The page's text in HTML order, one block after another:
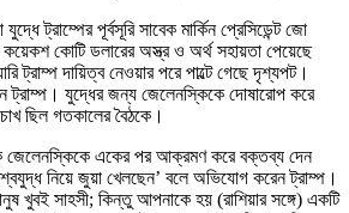
ট্রাম্পের পূর্বসূরি সাবেক মার্কিন প্রেসিডেন্ট জো
কোটি ডলারের অস্ত্র ও অর্থ সহায়তা পেয়েছে
ট্রাম্প দায়িত্ব নেওয়ার পরে পাল্টে গেছে দৃশ্যপট।
ট্রাম্প। যুদ্ধের জন্য জেলেনস্কিকে দোষারোপ করে
ছিল গতকালের বৈঠকে।
জেলেনস্কিকে একের পর আক্রমণ করে বক্তব্য দেন
নিয়ে জুয়া খেলছেন’ বলে অভিযোগ করেন ট্রাম্প।
খুবই সাহসী; কিন্তু আপনাকে হয় (রাশিয়ার সঙ্গে) একটি